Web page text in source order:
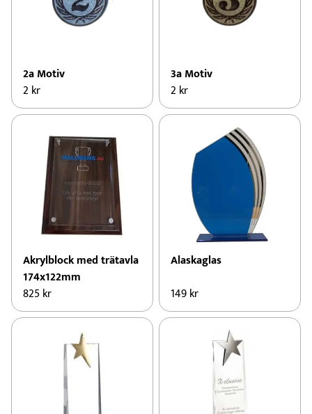
2a Motiv
2 kr
3a Motiv
2 kr
Akrylblock med trätavla
174x122mm
825kr
Alaskaglas
149kr